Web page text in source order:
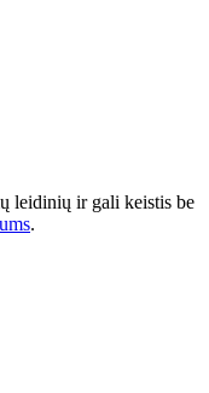
leidinių ir gali keistis be
.